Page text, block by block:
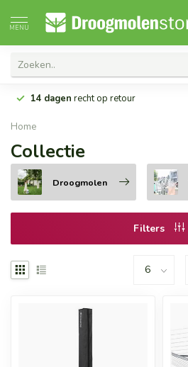
MENU
14 dagen recht op retour
Home
Collectie
Droogmolen
Filters